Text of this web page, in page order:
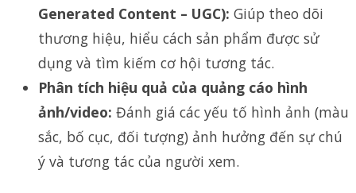
Generated Content – UGC): Giúp theo dõi
thương hiệu, hiểu cách sản phẩm được sử
dụng và tìm kiếm cơ hội tương tác.
Phân tích hiệu quả của quảng cáo hình
ảnh/video: Đánh giá các yếu tố hình ảnh (màu
sắc, bố cục, đối tượng) ảnh hưởng đến sự chú
ý và tương tác của người xem.